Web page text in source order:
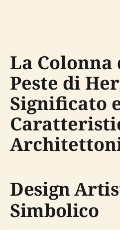
La Colonna
Peste di
Significato
Design
Simbolico